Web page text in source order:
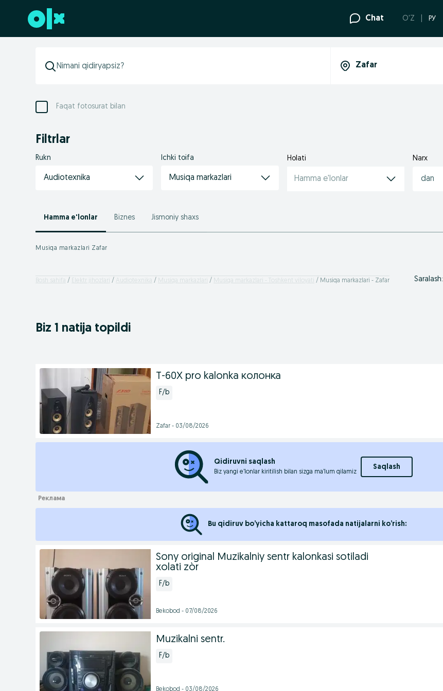
Futerga oʻtish Chat O'Z РУ
Faqat fotosurat bilan
Filtrlar
Rukn
Audiotexnika
Ichki toifa
Musiqa markazlari
Holati
Hamma e'lonlar
Narx
Hamma e'lonlar Biznes Jismoniy shaxs
Musiqa markazlari Zafar
Bosh sahifa Elektr jihozlari Audiotexnika Musiqa markazlari Musiqa markazlari - Toshkent viloyati Musiqa markazlari - Zafar Saralash:
Biz 1 natija topildi
T-60X pro kalonka колонка
F/b
Zafar - 03/08/2026
Qidiruvni saqlash
Biz yangi e’lonlar kiritilish bilan sizga ma’lum qilamiz
Saqlash
Bu qidiruv bo’yicha kattaroq masofada natijalarni ko’rish:
Sony original Muzikalniy sentr kalonkasi sotiladi
xolati zòr
F/b
Bekobod - 07/08/2026
Muzikalni sentr.
F/b
Bekobod - 03/08/2026